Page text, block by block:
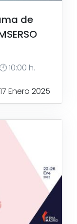
de
10:00 h.
17 Enero 2025